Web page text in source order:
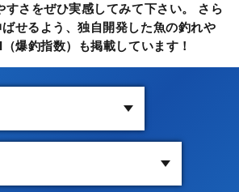
すさをぜひ実感してみて下さい。 さら
せるよう、独自開発した魚の釣れや
爆釣指数）も掲載しています！